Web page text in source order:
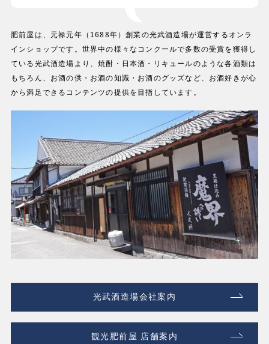
肥前屋は、元禄元年（1688年）創業の光武酒造場が運営するオンラ
インショップです。世界中の様々なコンクールで多数の受賞を獲得し
ている光武酒造場より、焼酎・日本酒・リキュールのような各酒類は
もちろん、お酒の供・お酒の知識・お酒のグッズなど、お酒好きが心
から満足できるコンテンツの提供を目指しています。
光武酒造場会社案内
観光肥前屋 店舗案内